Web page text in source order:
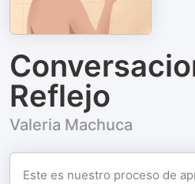
Reflejo
Valeria Machuca
Este es nuestro proceso de